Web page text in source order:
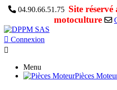
04.90.66.51.75 Site
motoculture
 Connexion

Menu
Pièces